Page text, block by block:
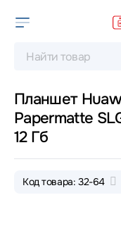
Планшет
Papermatte
12 Гб
Код товара: 32-64